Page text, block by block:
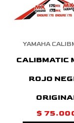
YAMAHA
CALIBMATIC
ROJO
$